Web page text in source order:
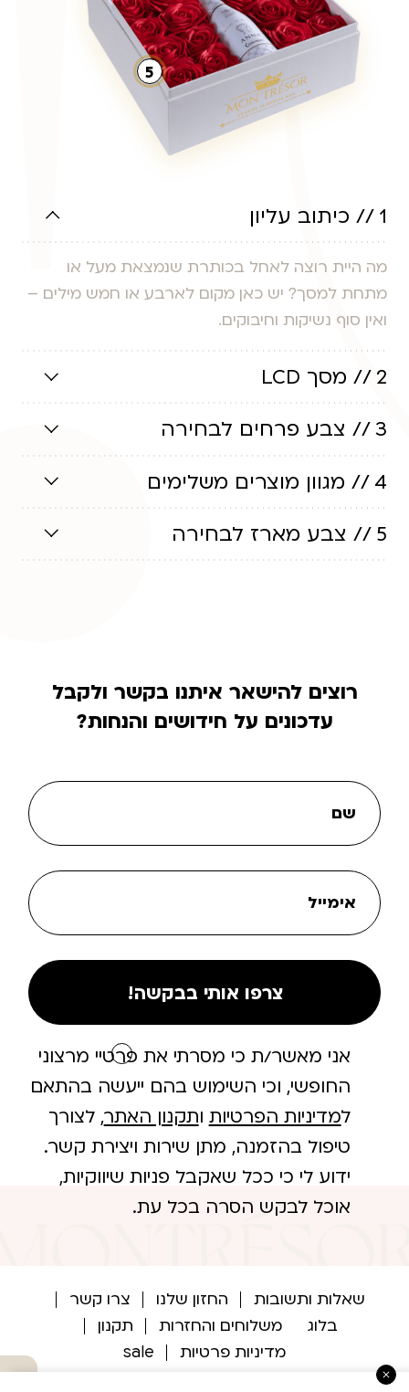
5
1 // כיתוב עליון
מה היית רוצה לאחל בכותרת שנמצאת מעל או
מתחת למסך? יש כאן מקום לארבע או חמש מילים –
ואין סוף נשיקות וחיבוקים.
2 // מסך LCD
3 // צבע פרחים לבחירה
4 // מגוון מוצרים משלימים
5 // צבע מארז לבחירה
רוצים להישאר איתנו בקשר ולקבל
עדכונים על חידושים והנחות?
שם
אימייל
צרפו אותי בבקשה!
אני מאשר/ת כי מסרתי את פרטיי מרצוני
החופשי, וכי השימוש בהם ייעשה בהתאם
למדיניות הפרטיות ותקנון האתר, לצורך
טיפול בהזמנה, מתן שירות ויצירת קשר.
ידוע לי כי ככל שאקבל פניות שיווקיות,
אוכל לבקש הסרה בכל עת.
שאלות ותשובות החזון שלנו
צרו קשר
בלוג
משלוחים והחזרות
תקנון
מדיניות פרטיות
sale